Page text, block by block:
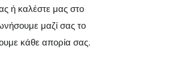
ή καλέστε μας στο
μαζί σας το
κάθε απορία σας.